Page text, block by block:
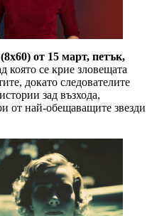
от 15 март, петък,
която се крие зловещата
докато следователите
зад възхода,
от най-обещаващите звезди